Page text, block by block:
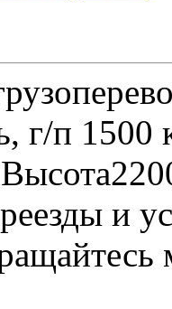
г/п 1500
и